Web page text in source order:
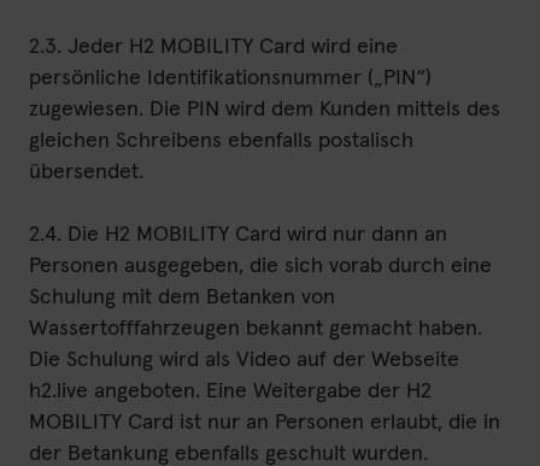
2.3. Jeder H2 MOBILITY Card wird eine
persönliche Identifikationsnummer („PIN“)
zugewiesen. Die PIN wird dem Kunden mittels des
gleichen Schreibens ebenfalls postalisch
übersendet.
2.4. Die H2 MOBILITY Card wird nur dann an
Personen ausgegeben, die sich vorab durch eine
Schulung mit dem Betanken von
Wassertofffahrzeugen bekannt gemacht haben.
Die Schulung wird als Video auf der Webseite
h2.live angeboten. Eine Weitergabe der H2
MOBILITY Card ist nur an Personen erlaubt, die in
der Betankung ebenfalls geschult wurden.